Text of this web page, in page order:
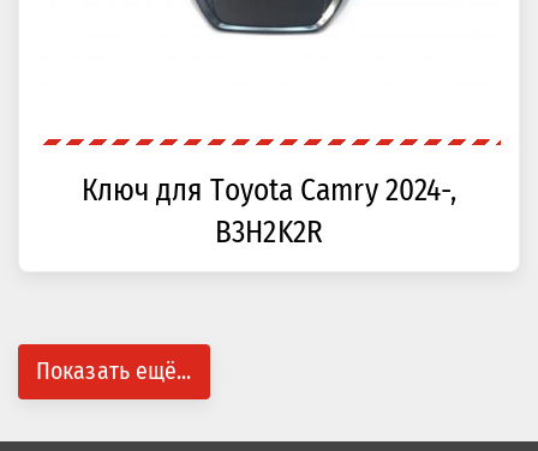
Ключ для Toyota Camry 2024-,
B3H2K2R
Показать ещё...